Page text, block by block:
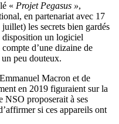
« Projet Pegasus »,
en partenariat avec 17
les secrets bien gardés
un logiciel
d’une dizaine de
peu douteux.
Macron et de
en 2019 figuraient sur la
NSO proposerait à ses
si ces appareils ont